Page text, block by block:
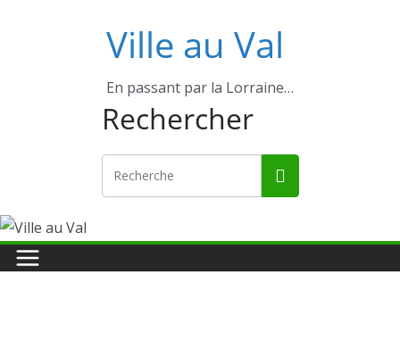
Ville au Val
En passant par la Lorraine…
Rechercher